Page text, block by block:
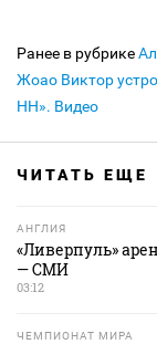
Ранее в рубрике
Жоао Виктор
НН». Видео
ЧИТАТЬ ЕЩЕ
АНГЛИЯ
«Ливерпуль»
— СМИ
03:12
ЧЕМПИОНАТ МИРА